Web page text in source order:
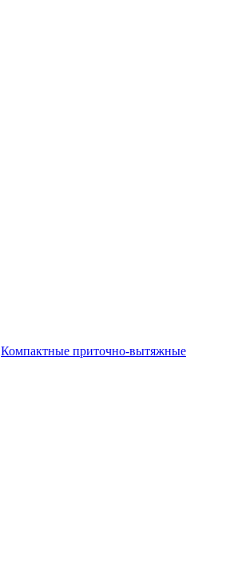
Компактные приточно-вытяжные